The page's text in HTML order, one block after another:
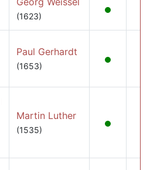
(1623)
Paul Gerhardt
(1653)
Martin Luther
(1535)